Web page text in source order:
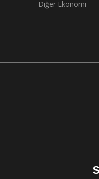
– Diğer Ekonomi